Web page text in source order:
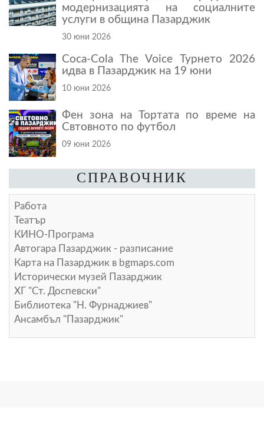
модернизацията на социалните
услуги в община Пазарджик
30 юни 2026
Coca-Cola The Voice Турнето 2026
идва в Пазарджик на 19 юни
10 юни 2026
Фен зона на Тортата по време на
Свтовното по футбол
09 юни 2026
СПРАВОЧНИК
Работа
Театър
КИНО-Програма
Автогара Пазарджик - разписание
Карта на Пазарджик в bgmaps.com
Исторически музей Пазарджик
ХГ "Ст. Доспевски"
Библиотека "Н. Фурнаджиев"
Ансамбъл "Пазарджик"